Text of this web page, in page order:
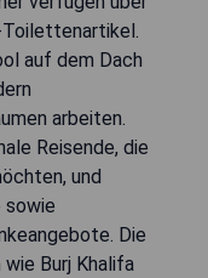
Toilettenartikel.
auf dem Dach
arbeiten.
Reisende, die
und
sowie
Die
Burj Khalifa